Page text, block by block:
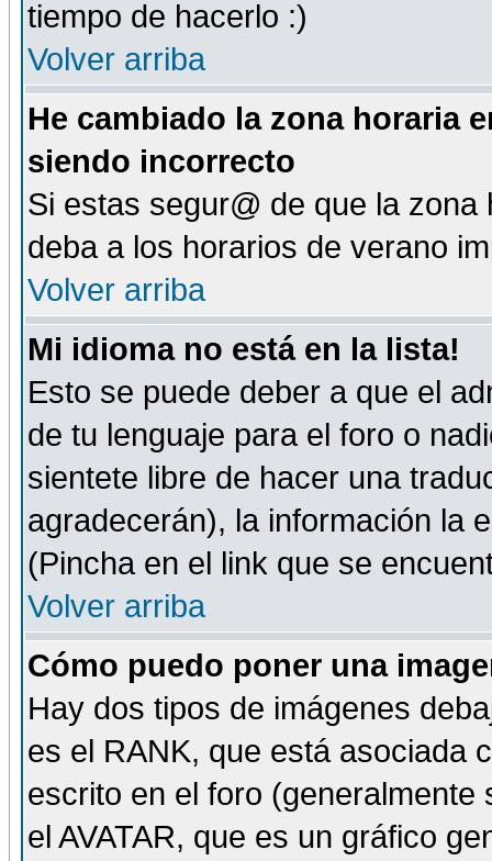
tiempo de hacerlo :)
Volver arriba
He cambiado la zona horaria
siendo incorrecto
Si estas segur@ de que la
deba a los horarios de verano
Volver arriba
Mi idioma no está en la lista!
Esto se puede deber a que el
de tu lenguaje para el foro o
sientete libre de hacer una
agradecerán), la información la
(Pincha en el link que se
Volver arriba
Cómo puedo poner una
Hay dos tipos de imágenes
es el RANK, que está asociada
escrito en el foro
el AVATAR, que es un gráfico